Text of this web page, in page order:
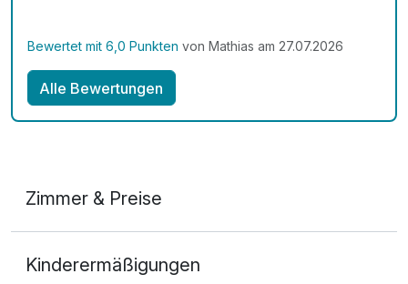
Bewertet mit 6,0 Punkten von Mathias am 27.07.2026
Alle Bewertungen
Zimmer & Preise
2 Erwachsene
Kinderermäßigungen